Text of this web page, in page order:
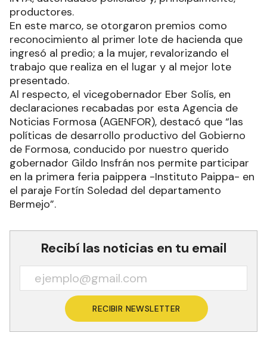
productores.
En este marco, se otorgaron premios como
reconocimiento al primer lote de hacienda que
ingresó al predio; a la mujer, revalorizando el
trabajo que realiza en el lugar y al mejor lote
presentado.
Al respecto, el vicegobernador Eber Solís, en
declaraciones recabadas por esta Agencia de
Noticias Formosa (AGENFOR), destacó que “las
políticas de desarrollo productivo del Gobierno
de Formosa, conducido por nuestro querido
gobernador Gildo Insfrán nos permite participar
en la primera feria paippera -Instituto Paippa- en
el paraje Fortín Soledad del departamento
Bermejo”.
Recibí las noticias en tu email
RECIBIR NEWSLETTER